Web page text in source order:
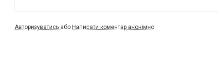
Авторизуватись або Написати коментар анонімно